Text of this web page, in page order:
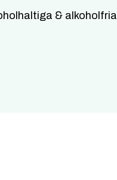
& alkoholfria